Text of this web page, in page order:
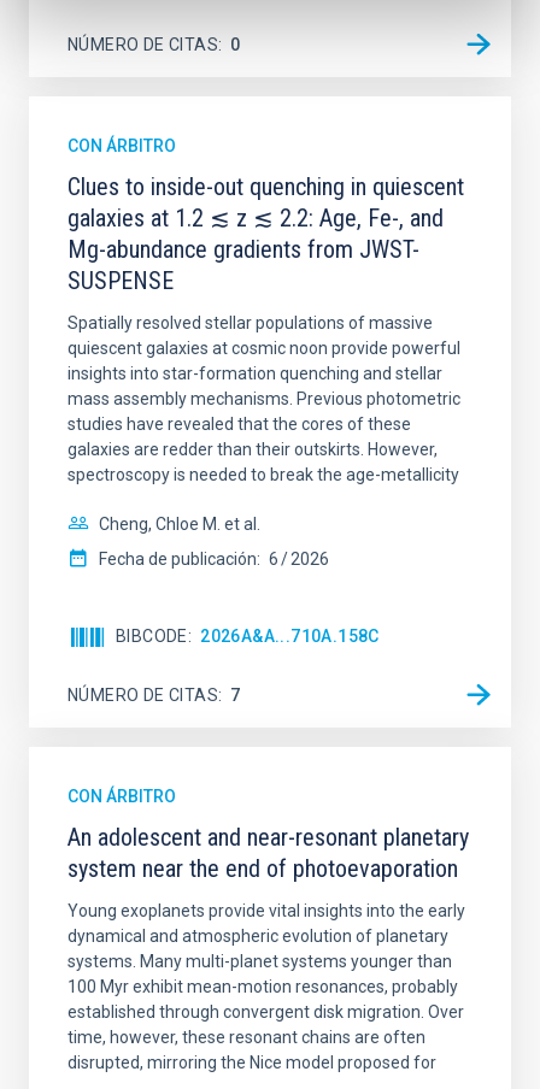
NÚMERO DE CITAS 0
CON ÁRBITRO
Clues to inside-out quenching in quiescent
galaxies at 1.2 ≲ z ≲ 2.2: Age, Fe-, and
Mg-abundance gradients from JWST-
SUSPENSE
Spatially resolved stellar populations of massive
quiescent galaxies at cosmic noon provide powerful
insights into star-formation quenching and stellar
mass assembly mechanisms. Previous photometric
studies have revealed that the cores of these
galaxies are redder than their outskirts. However,
spectroscopy is needed to break the age-metallicity
Cheng, Chloe M. et al.
Fecha de publicación: 6 2026
BIBCODE 2026A&A...710A.158C
NÚMERO DE CITAS 7
CON ÁRBITRO
An adolescent and near-resonant planetary
system near the end of photoevaporation
Young exoplanets provide vital insights into the early
dynamical and atmospheric evolution of planetary
systems. Many multi-planet systems younger than
100 Myr exhibit mean-motion resonances, probably
established through convergent disk migration. Over
time, however, these resonant chains are often
disrupted, mirroring the Nice model proposed for